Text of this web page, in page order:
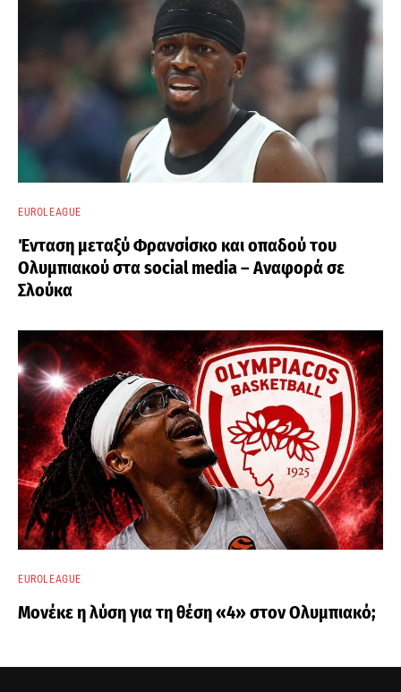
EUROLEAGUE
Ένταση μεταξύ Φρανσίσκο και οπαδού του
Ολυμπιακού στα social media – Αναφορά σε
Σλούκα
EUROLEAGUE
Μονέκε η λύση για τη θέση «4» στον Ολυμπιακό;